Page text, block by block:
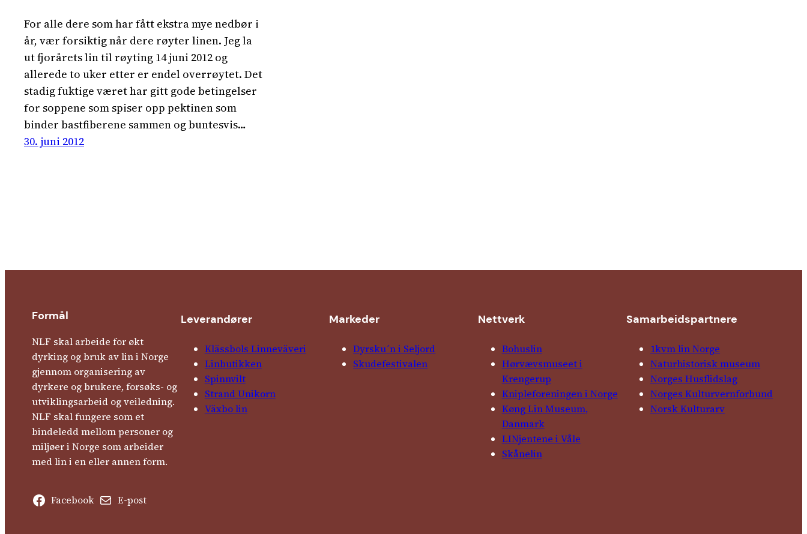
For alle dere som har fått ekstra mye nedbør i
år, vær forsiktig når dere røyter linen. Jeg la
ut fjorårets lin til røyting 14 juni 2012 og
allerede to uker etter er endel overrøytet. Det
stadig fuktige været har gitt gode betingelser
for soppene som spiser opp pektinen som
binder bastfiberene sammen og buntesvis…
30. juni 2012
Formål
NLF skal arbeide for økt
dyrking og bruk av lin i Norge
gjennom organisering av
dyrkere og brukere, forsøks- og
utviklingsarbeid og veiledning.
NLF skal fungere som et
bindeledd mellom personer og
miljøer i Norge som arbeider
med lin i en eller annen form.
Leverandører
Klässbols Linne­väveri
Linbutikken
Spinnvilt
Strand Unikorn
Växbo lin
Markeder
Dyrsku´n i Seljord
Skude­fes­tivalen
Nettverk
Bohuslin
Hørvævs­museet i
Krengerup
Kniple­foreningen i Norge
Køng Lin Museum,
Danmark
LINjentene i Våle
Skånelin
Samarbeids­partnere
1kvm lin Norge
Natur­his­torisk­ museum
Norges Husflids­lag
Norges Kultur­vern­forbund
Norsk Kulturarv
Facebook E-post